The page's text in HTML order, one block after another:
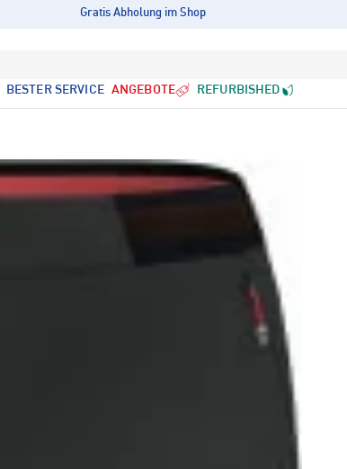
Gratis Abholung im Shop
BESTER SERVICE ANGEBOTE REFURBISHED